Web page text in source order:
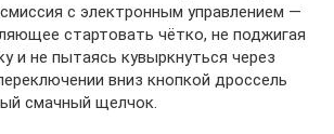
с электронным управлением —
стартовать чётко, не поджигая
и не пытаясь кувыркнуться через
вниз кнопкой дроссель
смачный щелчок.